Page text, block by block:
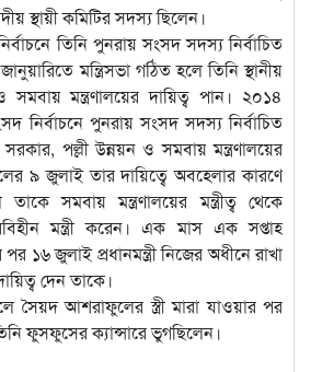
স্থায়ী কমিটির সদস্য ছিলেন।
তিনি পুনরায় সংসদ সদস্য নির্বাচিত
মন্ত্রিসভা গঠিত হলে তিনি স্থানীয়
মন্ত্রণালয়ের দায়িত্ব পান। ২০১৪
নির্বাচনে পুনরায় সংসদ সদস্য নির্বাচিত
পল্লী উন্নয়ন ও সমবায় মন্ত্রণালয়ের
৯ জুলাই তার দায়িত্বে অবহেলার কারণে
তাকে সমবায় মন্ত্রণালয়ের মন্ত্রীত্ব থেকে
মন্ত্রী করেন। এক মাস এক সপ্তাহ
পর ১৬ জুলাই প্রধানমন্ত্রী নিজের অধীনে রাখা
দেন তাকে।
সৈয়দ আশরাফুলের স্ত্রী মারা যাওয়ার পর
ফুসফুসের ক্যান্সারে ভুগছিলেন।